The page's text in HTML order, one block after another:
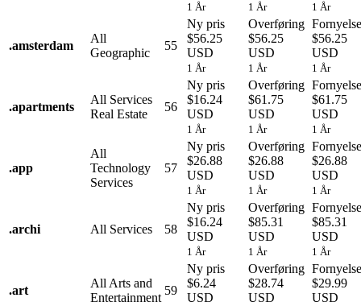
1 År 1 År 1 År
.amsterdam
All
Geographic
55
Ny pris
$56.25
USD
1 År
Overføring
$56.25
USD
1 År
Fornyelse
$56.25
USD
1 År
.apartments
All Services
Real Estate
56
Ny pris
$16.24
USD
1 År
Overføring
$61.75
USD
1 År
Fornyelse
$61.75
USD
1 År
.app
All
Technology
Services
57
Ny pris
$26.88
USD
1 År
Overføring
$26.88
USD
1 År
Fornyelse
$26.88
USD
1 År
.archi All Services 58
Ny pris
$16.24
USD
1 År
Overføring
$85.31
USD
1 År
Fornyelse
$85.31
USD
1 År
.art
All Arts and
Entertainment
59
Ny pris
$6.24
USD
Overføring
$28.74
USD
Fornyelse
$29.99
USD